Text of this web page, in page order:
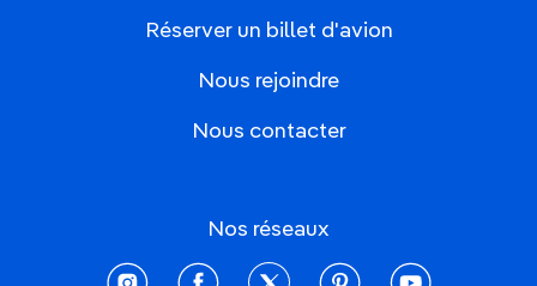
Réserver un billet d'avion
Nous rejoindre
Nous contacter
Nos réseaux
instagramfacebooktwitter pinterestyoutube